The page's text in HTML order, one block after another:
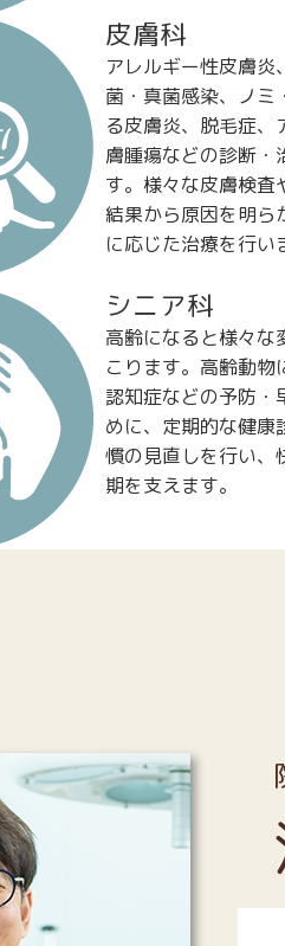
皮膚科
アレルギー性皮膚炎
菌・真菌感染、ノミ
る皮膚炎、脱毛症、
膚腫瘍などの診断・
す。様々な皮膚検査
結果から原因を明ら
に応じた治療を行い
シニア科
高齢になると様々な
こります。高齢動物
認知症などの予防・
めに、定期的な健康
慣の見直しを行い、
期を支えます。